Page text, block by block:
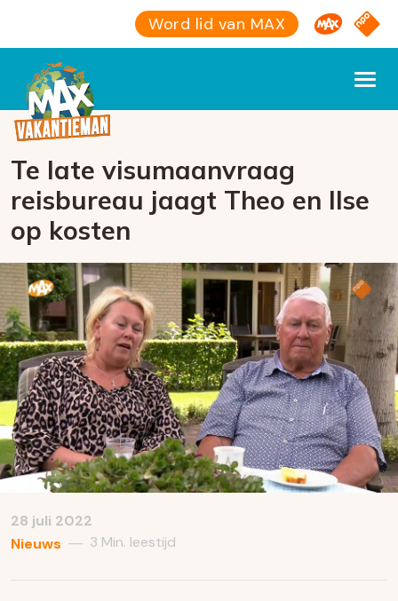
Word lid van MAX Omroep
NPO
Te late visumaanvraag
reisbureau jaagt Theo en Ilse
op kosten
28 juli 2022
Nieuws — 3 Min. leestijd